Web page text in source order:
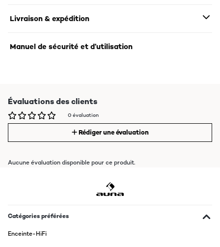
Livraison & expédition
Manuel de sécurité et d’utilisation
Évaluations des clients
0 évaluation
Rédiger une évaluation
Aucune évaluation disponible pour ce produit.
Catégories préférées
Enceinte-HiFi